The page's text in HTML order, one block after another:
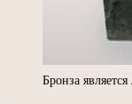
Бронза